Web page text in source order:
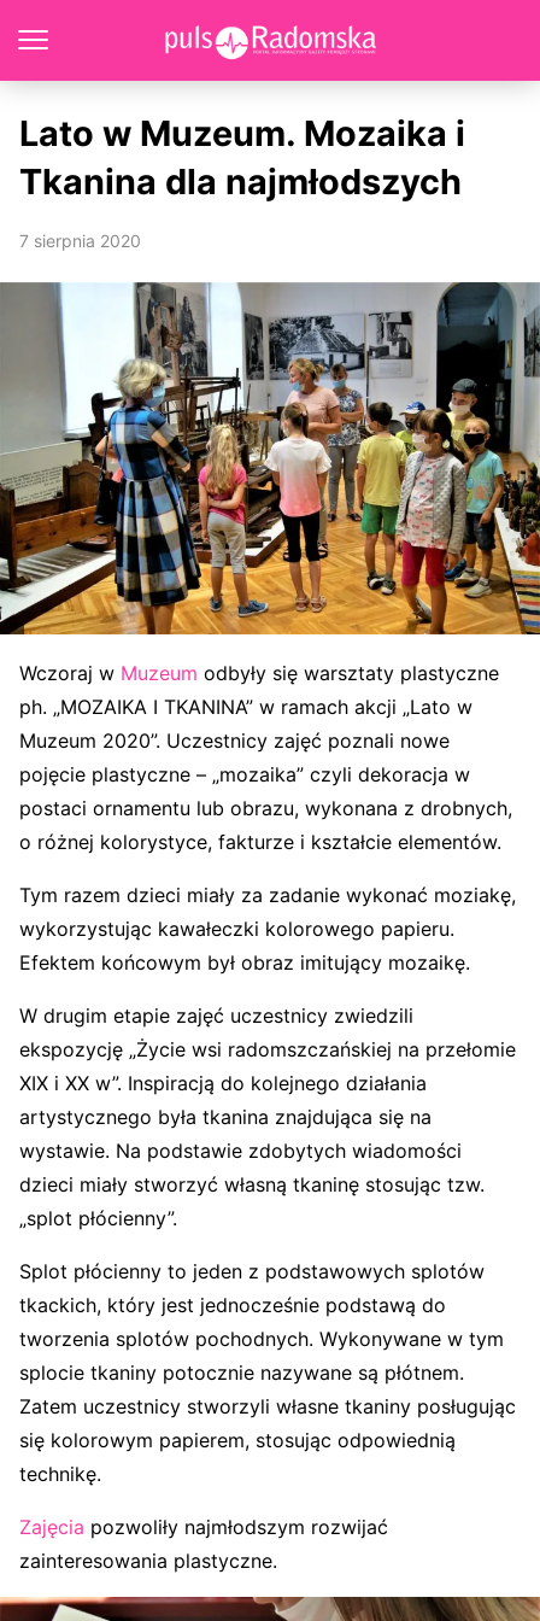
Lato w Muzeum. Mozaika i
Tkanina dla najmłodszych
7 sierpnia 2020
Wczoraj w Muzeum odbyły się warsztaty plastyczne
ph. „MOZAIKA I TKANINA” w ramach akcji „Lato w
Muzeum 2020”. Uczestnicy zajęć poznali nowe
pojęcie plastyczne – „mozaika” czyli dekoracja w
postaci ornamentu lub obrazu, wykonana z drobnych,
o różnej kolorystyce, fakturze i kształcie elementów.
Tym razem dzieci miały za zadanie wykonać moziakę,
wykorzystując kawałeczki kolorowego papieru.
Efektem końcowym był obraz imitujący mozaikę.
W drugim etapie zajęć uczestnicy zwiedzili
ekspozycję „Życie wsi radomszczańskiej na przełomie
XIX i XX w”. Inspiracją do kolejnego działania
artystycznego była tkanina znajdująca się na
wystawie. Na podstawie zdobytych wiadomości
dzieci miały stworzyć własną tkaninę stosując tzw.
„splot płócienny”.
Splot płócienny to jeden z podstawowych splotów
tkackich, który jest jednocześnie podstawą do
tworzenia splotów pochodnych. Wykonywane w tym
splocie tkaniny potocznie nazywane są płótnem.
Zatem uczestnicy stworzyli własne tkaniny posługując
się kolorowym papierem, stosując odpowiednią
technikę.
Zajęcia pozwoliły najmłodszym rozwijać
zainteresowania plastyczne.